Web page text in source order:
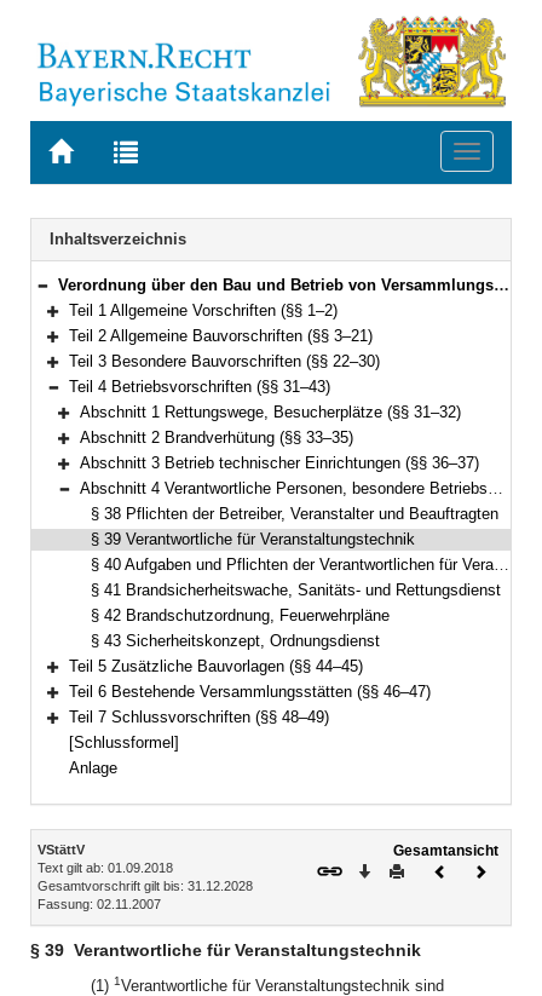
Zur
BAYERN.RECHT
Zur
letzten
Suche
Toggle
Navigation
Inhaltsverzeichnis
Bereich reduzieren
Verordnung über den Bau und Betrieb von Versammlungsstätten (Versammlungsstättenverordnung – VStättV) Vom 2. November 2007 (GVBl. S. 736) BayRS 2132-1-5-B (§§ 1–49)
Bereich erweitern
Teil 1 Allgemeine Vorschriften (§§ 1–2)
Bereich erweitern
Teil 2 Allgemeine Bauvorschriften (§§ 3–21)
Bereich erweitern
Teil 3 Besondere Bauvorschriften (§§ 22–30)
Bereich reduzieren
Teil 4 Betriebsvorschriften (§§ 31–43)
Bereich erweitern
Abschnitt 1 Rettungswege, Besucherplätze (§§ 31–32)
Bereich erweitern
Abschnitt 2 Brandverhütung (§§ 33–35)
Bereich erweitern
Abschnitt 3 Betrieb technischer Einrichtungen (§§ 36–37)
Bereich reduzieren
Abschnitt 4 Verantwortliche Personen, besondere Betriebsvorschriften (§§ 38–43)
§ 38 Pflichten der Betreiber, Veranstalter und Beauftragten
§ 39 Verantwortliche für Veranstaltungstechnik
§ 40 Aufgaben und Pflichten der Verantwortlichen für Veranstaltungstechnik, technische Probe
§ 41 Brandsicherheitswache, Sanitäts- und Rettungsdienst
§ 42 Brandschutzordnung, Feuerwehrpläne
§ 43 Sicherheitskonzept, Ordnungsdienst
Bereich erweitern
Teil 5 Zusätzliche Bauvorlagen (§§ 44–45)
Bereich erweitern
Teil 6 Bestehende Versammlungsstätten (§§ 46–47)
Bereich erweitern
Teil 7 Schlussvorschriften (§§ 48–49)
[Schlussformel]
Anlage
Inhalt
VStättV
Text gilt ab: 01.09.2018
Gesamtvorschrift gilt bis: 31.12.2028
Fassung: 02.11.2007
Gesamtansicht
Download
DruckenVorheriges
§ 39 Verantwortliche für Veranstaltungstechnik
(1) 1Verantwortliche für Veranstaltungstechnik sind